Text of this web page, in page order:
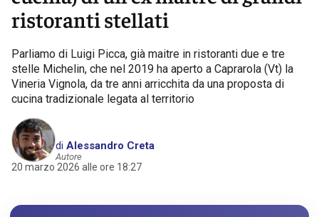
ristoranti stellati
Parliamo di Luigi Picca, già maitre in ristoranti due e tre
stelle Michelin, che nel 2019 ha aperto a Caprarola (Vt) la
Vineria Vignola, da tre anni arricchita da una proposta di
cucina tradizionale legata al territorio
di Alessandro Creta
Autore
20 marzo 2026 alle ore 18:27